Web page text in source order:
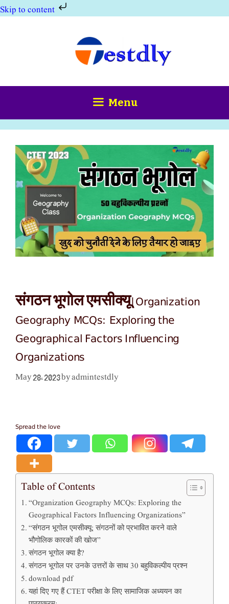
Skip to content
Menu
संगठन भूगोल एमसीक्यू|Organization
Geography MCQs: Exploring the
Geographical Factors Influencing
Organizations
May 28, 2023byadmintestdly
Spread the love
Table of Contents
“Organization Geography MCQs: Exploring the
Geographical Factors Influencing Organizations”
“संगठन भूगोल एमसीक्यू: संगठनों को प्रभावित करने वाले
भौगोलिक कारकों की खोज”
संगठन भूगोल क्या है?
संगठन भूगोल पर उनके उत्तरों के साथ 30 बहुविकल्पीय प्रश्न
download pdf
यहां दिए गए हैं CTET परीक्षा के लिए सामाजिक अध्ययन का